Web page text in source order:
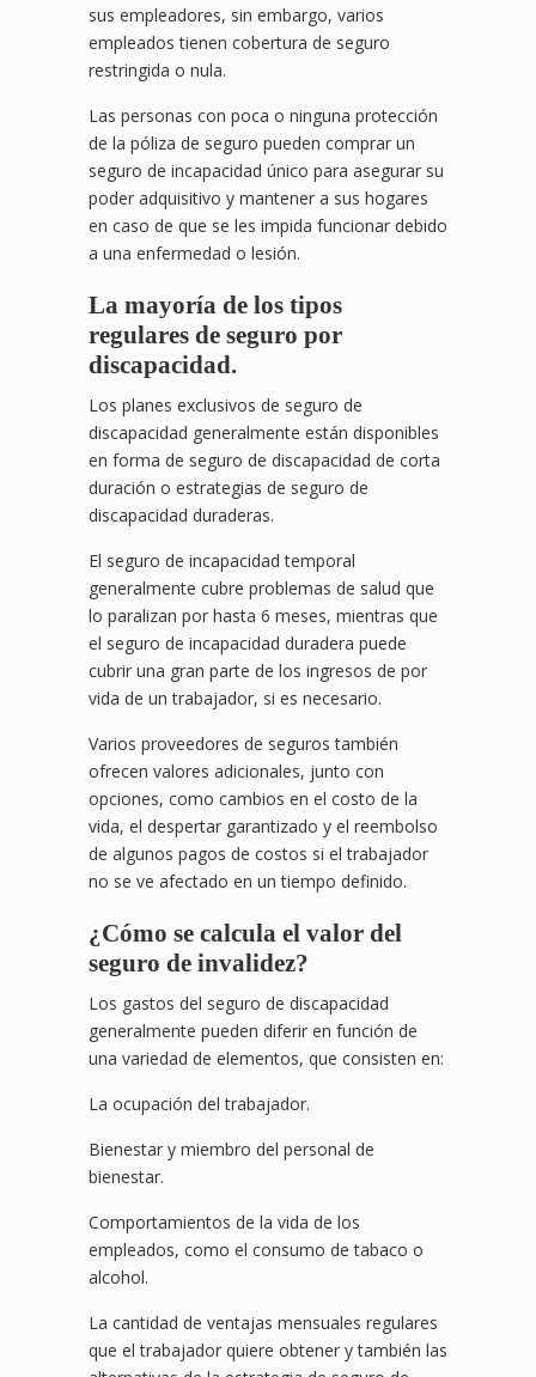
sus empleadores, sin embargo, varios
empleados tienen cobertura de seguro
restringida o nula.
Las personas con poca o ninguna protección
de la póliza de seguro pueden comprar un
seguro de incapacidad único para asegurar su
poder adquisitivo y mantener a sus hogares
en caso de que se les impida funcionar debido
a una enfermedad o lesión.
La mayoría de los tipos
regulares de seguro por
discapacidad.
Los planes exclusivos de seguro de
discapacidad generalmente están disponibles
en forma de seguro de discapacidad de corta
duración o estrategias de seguro de
discapacidad duraderas.
El seguro de incapacidad temporal
generalmente cubre problemas de salud que
lo paralizan por hasta 6 meses, mientras que
el seguro de incapacidad duradera puede
cubrir una gran parte de los ingresos de por
vida de un trabajador, si es necesario.
Varios proveedores de seguros también
ofrecen valores adicionales, junto con
opciones, como cambios en el costo de la
vida, el despertar garantizado y el reembolso
de algunos pagos de costos si el trabajador
no se ve afectado en un tiempo definido.
¿Cómo se calcula el valor del
seguro de invalidez?
Los gastos del seguro de discapacidad
generalmente pueden diferir en función de
una variedad de elementos, que consisten en:
La ocupación del trabajador.
Bienestar y miembro del personal de
bienestar.
Comportamientos de la vida de los
empleados, como el consumo de tabaco o
alcohol.
La cantidad de ventajas mensuales regulares
que el trabajador quiere obtener y también las